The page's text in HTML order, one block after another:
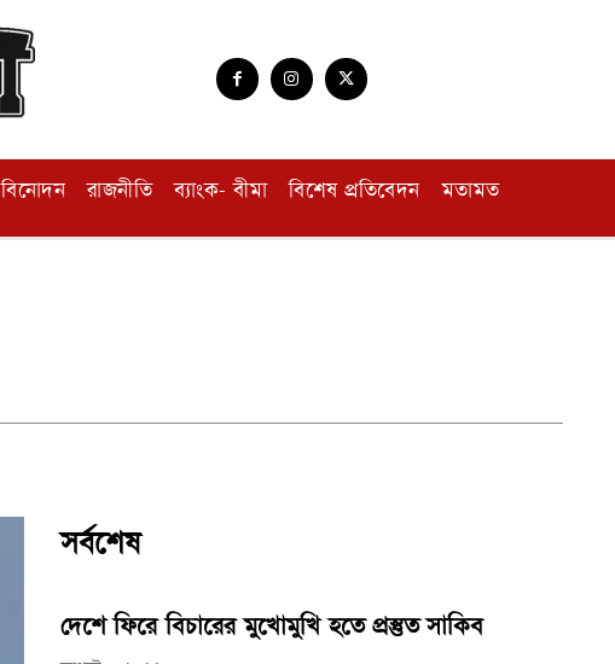
বিনোদন রাজনীতি ব্যাংক- বীমা বিশেষ প্রতিবেদন মতামত
সর্বশেষ
দেশে ফিরে বিচারের মুখোমুখি হতে প্রস্তুত সাকিব